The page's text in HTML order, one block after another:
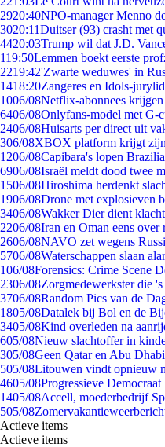
2920:40NPO-manager Menno
3020:11Duitser (93) crasht met
4420:03Trump wil dat J.D.
119:50Lemmen boekt eerste
2219:42'Zwarte weduwes' in
1418:20Zangeres en Idols-
1006/08Netflix-abonnees
6406/08Onlyfans-model met G-
2406/08Huisarts per direct uit
306/08XBOX platform krijgt
1206/08Capibara's lopen
6906/08Israël meldt dood twee
1506/08Hiroshima herdenkt
1906/08Drone met explosieven
3406/08Wakker Dier dient
2206/08Iran en Oman eens
2606/08NAVO zet wegens
5706/08Waterschappen slaan
106/08Forensics: Crime Scene
2306/08Zorgmedewerkster die
3706/08Random Pics van de
1805/08Datalek bij Bol en de
3405/08Kind overleden na
605/08Nieuw slachtoffer in
305/08Geen Qatar en Abu
505/08Litouwen vindt opnieuw
4605/08Progressieve
1405/08Accell, moederbedrijf
505/08
Actieve items
Actieve items